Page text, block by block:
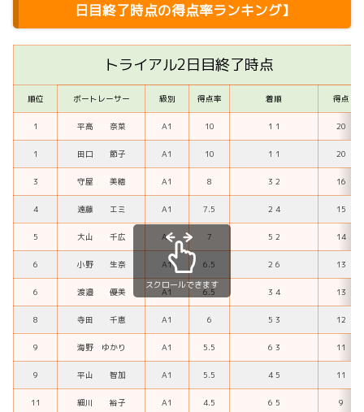
日目終了時点の得点率ランキング】
トライアル2日目終了時点
順位 ボートレーサー 級別 得点率 着順 得点
1 平高 奈菜 A1 10 1 1 20
1 田口 節子 A1 10 1 1 20
3 守屋 美穂 A1 8 3 2 16
4 遠藤 エミ A1 7.5 2 4 15
5 大山 千広 A1 7 5 2 14
6 小野 生奈 A1 6.5 2 6 13
6 渡邉 優美 A1 6.5 3 4 13
8 寺田 千恵 A1 6 5 3 12
9 海野 ゆかり A1 5.5 6 3 11
9 平山 智加 A1 5.5 4 5 11
11 細川 裕子 A1 4.5 6 5 9
スクロールできます